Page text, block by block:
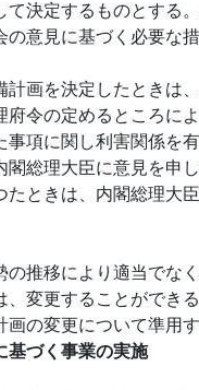
決定するものとする
意見に基づく必要な
画を決定したときは
令の定めるところに
項に関し利害関係を
総理大臣に意見を申
ときは、内閣総理大
の推移により適当でな
変更することができる
の変更について準用す
づく事業の実施